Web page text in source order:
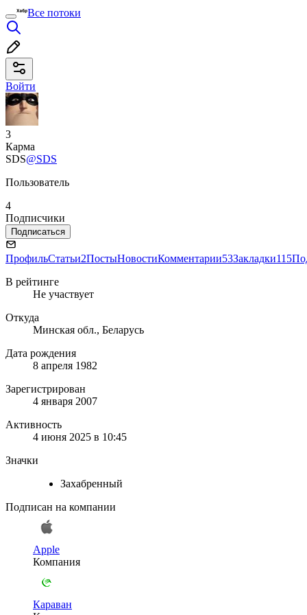
Все потоки
Войти
3
Карма
SDS@SDS
Пользователь
4
Подписчики
Подписаться
ПрофильСтатьи2ПостыНовостиКомментарии53Закладки115
В рейтинге
Не участвует
Откуда
Минская обл., Беларусь
Дата рождения
8 апреля 1982
Зарегистрирован
4 января 2007
Активность
4 июня 2025 в 10:45
Значки
Захабренный
Подписан на компании
Apple
Компания
Караван